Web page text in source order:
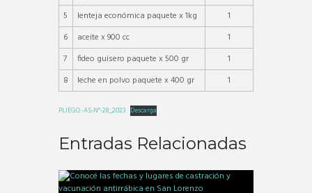
5
lenteja económica paquete x 1kg
1
6
aceite x 900 cc
1
7
fideo guisero paquete x 500 gr
1
8
leche en polvo paquete x 400 gr 1
PLIEGO.-AS-N°-28_2023 Descarga
Entradas Relacionadas